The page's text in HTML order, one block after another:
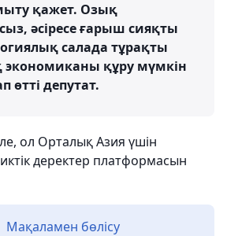
қажет. Озық
әсіресе ғарыш сияқты
салада тұрақты
құру мүмкін
өтті депутат.
ол Орталық Азия үшін
деректер платформасын
Мақаламен бөлісу